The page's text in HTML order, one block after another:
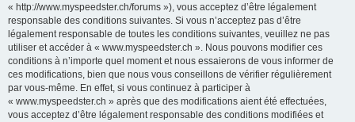
« http://www.myspeedster.ch/forums »), vous acceptez d’être légalement
responsable des conditions suivantes. Si vous n’acceptez pas d’être
légalement responsable de toutes les conditions suivantes, veuillez ne pas
utiliser et accéder à « www.myspeedster.ch ». Nous pouvons modifier ces
conditions à n’importe quel moment et nous essaierons de vous informer de
ces modifications, bien que nous vous conseillons de vérifier régulièrement
par vous-même. En effet, si vous continuez à participer à
« www.myspeedster.ch » après que des modifications aient été effectuées,
vous acceptez d’être légalement responsable des conditions modifiées et